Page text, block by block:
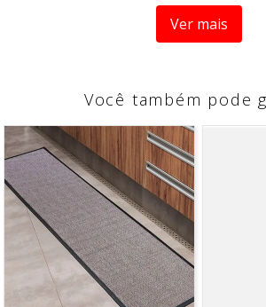
tapete um ítem único e indispensável
abre mão do bom gosto.
Niazitex
- Alta qualidade
- Desenhos modernos
COMPOSIÇÃO
- Superfície: 80% viscose + 20% algodão
- Base: 95% acrílico + 5% poliéster
DIMENSÕES DO PRODUTO
Ver mais
Você também pode